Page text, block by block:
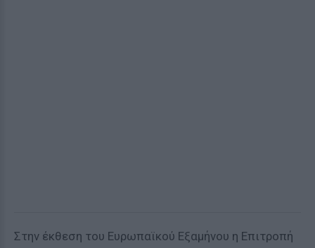
Στην έκθεση του Ευρωπαϊκού Εξαμήνου η Επιτροπή